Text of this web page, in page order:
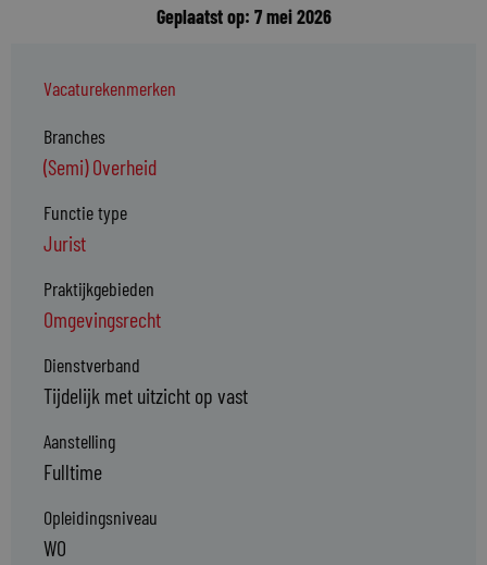
Geplaatst op: 7 mei 2026
Vacaturekenmerken
Branches
(Semi) Overheid
Functie type
Jurist
Praktijkgebieden
Omgevingsrecht
Dienstverband
Tijdelijk met uitzicht op vast
Aanstelling
Fulltime
Opleidingsniveau
WO